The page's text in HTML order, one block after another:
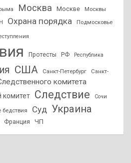
Москва Москве Москвы
Охрана порядка Подмосковье
Протесты РФ Республика
США Санкт-Петербург
Санкт-
комитета
комитет Следствие Сочи
Суд Украина
Франция ЧП